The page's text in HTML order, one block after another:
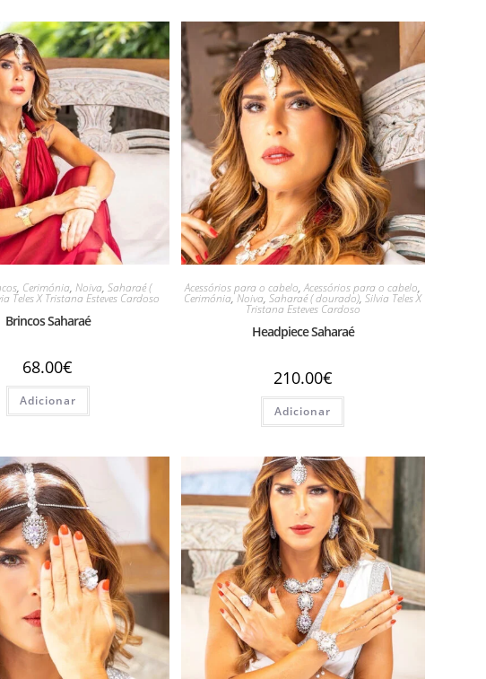
, Cerimónia,Noiva,Saharaé (
Teles X Tristana Esteves Cardoso
Brincos Saharaé
68.00€
Adicionar
Acessórios para o cabelo,Acessórios para o cabelo,
Cerimónia,Noiva,Saharaé ( dourado),Silvia Teles X
Tristana Esteves Cardoso
Headpiece Saharaé
210.00€
Adicionar